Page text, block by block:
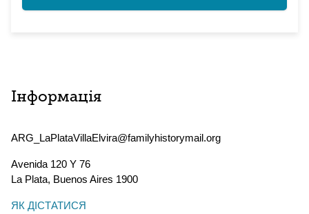
Інформація
ARG_LaPlataVillaElvira@familyhistorymail.org
Avenida 120 Y 76
La Plata, Buenos Aires 1900
ЯК ДІСТАТИСЯ